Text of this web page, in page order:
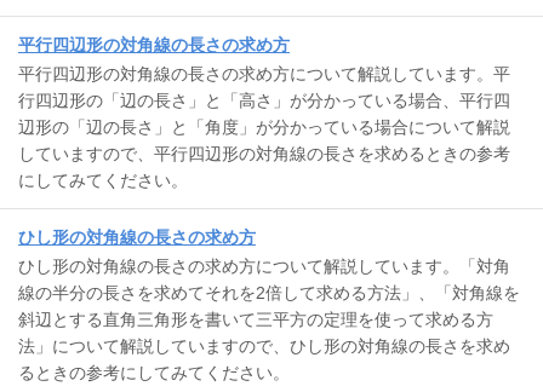
平行四辺形の対角線の長さの求め方
平行四辺形の対角線の長さの求め方について解説しています。平
行四辺形の「辺の長さ」と「高さ」が分かっている場合、平行四
辺形の「辺の長さ」と「角度」が分かっている場合について解説
していますので、平行四辺形の対角線の長さを求めるときの参考
にしてみてください。
ひし形の対角線の長さの求め方
ひし形の対角線の長さの求め方について解説しています。「対角
線の半分の長さを求めてそれを2倍して求める方法」、「対角線を
斜辺とする直角三角形を書いて三平方の定理を使って求める方
法」について解説していますので、ひし形の対角線の長さを求め
るときの参考にしてみてください。